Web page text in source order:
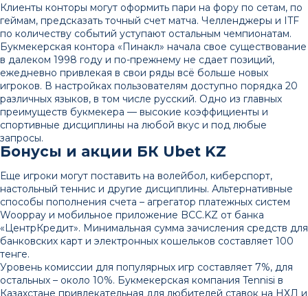
Клиенты конторы могут оформить пари на фору по сетам, по
геймам, предсказать точный счет матча. Челленджеры и ITF
по количеству событий уступают остальным чемпионатам.
Букмекерская контора «Пинакл» начала свое существование
в далеком 1998 году и по-прежнему не сдает позиций,
ежедневно привлекая в свои ряды всё больше новых
игроков. В настройках пользователям доступно порядка 20
различных языков, в том числе русский. Одно из главных
преимуществ букмекера — высокие коэффициенты и
спортивные дисциплины на любой вкус и под любые
запросы.
Бонусы и акции БК Ubet KZ
Еще игроки могут поставить на волейбол, киберспорт,
настольный теннис и другие дисциплины. Альтернативные
способы пополнения счета – агрегатор платежных систем
Wooppay и мобильное приложение BCC.KZ от банка
«ЦентрКредит». Минимальная сумма зачисления средств для
банковских карт и электронных кошельков составляет 100
тенге.
Уровень комиссии для популярных игр составляет 7%, для
остальных – около 10%. Букмекерская компания Tennisi в
Казахстане привлекательная для любителей ставок на НХЛ и